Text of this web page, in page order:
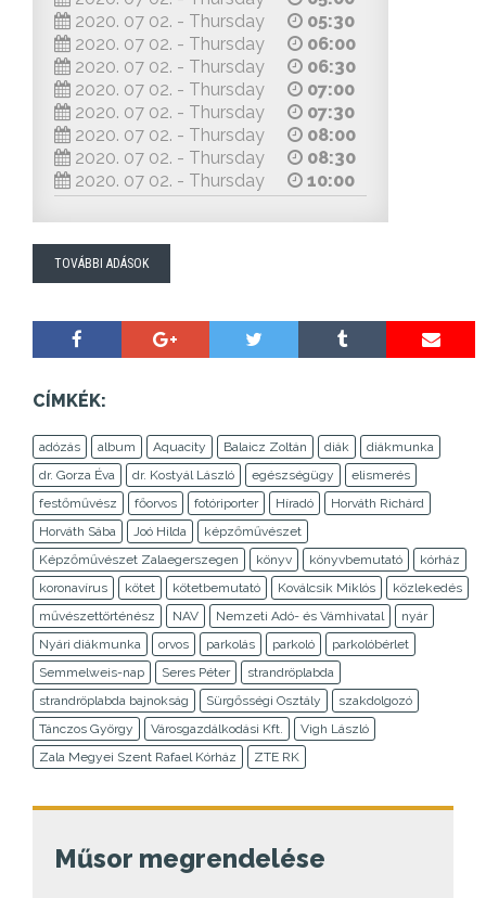
2020. 07 02. - Thursday
05:30
2020. 07 02. - Thursday
06:00
2020. 07 02. - Thursday
06:30
2020. 07 02. - Thursday
07:00
2020. 07 02. - Thursday
07:30
2020. 07 02. - Thursday
08:00
2020. 07 02. - Thursday
08:30
2020. 07 02. - Thursday
10:00
TOVÁBBI ADÁSOK
CÍMKÉK:
adózás album Aquacity Balaicz Zoltán diák
diákmunka
dr. Gorza Éva
dr. Kostyál László egészségügy
elismerés
festőművész
főorvos fotóriporter Híradó
Horváth Richárd
Horváth Sába
Joó Hilda
képzőművészet
Képzőművészet Zalaegerszegen
könyv könyvbemutató
kórház
koronavírus
kötet kötetbemutató Koválcsik Miklós
közlekedés
művészettörténész
NAV Nemzeti Adó- és Vámhivatal
nyár
Nyári diákmunka
orvos parkolás parkoló
parkolóbérlet
Semmelweis-nap
Seres Péter
strandröplabda
strandröplabda bajnokság
Sürgősségi Osztály
szakdolgozó
Tánczos György
Városgazdálkodási Kft.
Vigh László
Zala Megyei Szent Rafael Kórház
ZTE RK
Műsor megrendelése